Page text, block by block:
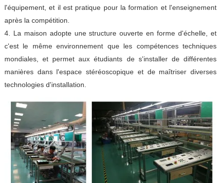
l'équipement, et il est pratique pour la formation et l'enseignement
après la compétition.
4. La maison adopte une structure ouverte en forme d'échelle, et
c'est le même environnement que les compétences techniques
mondiales, et permet aux étudiants de s'installer de différentes
manières dans l'espace stéréoscopique et de maîtriser diverses
technologies d'installation.